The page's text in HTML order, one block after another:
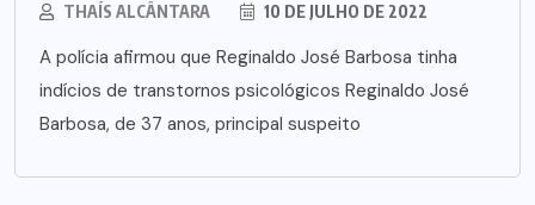
THAÍS ALCÂNTARA 10 DE JULHO DE 2022
A polícia afirmou que Reginaldo José Barbosa tinha
indícios de transtornos psicológicos Reginaldo José
Barbosa, de 37 anos, principal suspeito